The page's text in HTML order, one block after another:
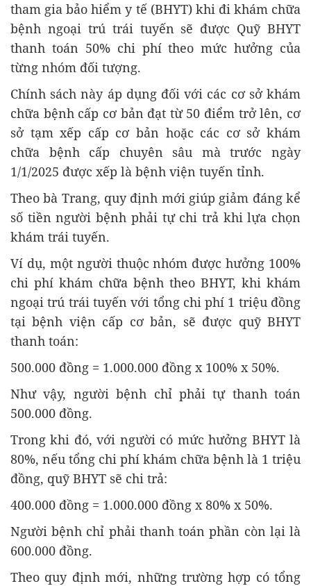
tham gia bảo hiểm y tế (BHYT) khi đi khám chữa
bệnh ngoại trú trái tuyến sẽ được Quỹ BHYT
thanh toán 50% chi phí theo mức hưởng của
từng nhóm đối tượng.
Chính sách này áp dụng đối với các cơ sở khám
chữa bệnh cấp cơ bản đạt từ 50 điểm trở lên, cơ
sở tạm xếp cấp cơ bản hoặc các cơ sở khám
chữa bệnh cấp chuyên sâu mà trước ngày
1/1/2025 được xếp là bệnh viện tuyến tỉnh.
Theo bà Trang, quy định mới giúp giảm đáng kể
số tiền người bệnh phải tự chi trả khi lựa chọn
khám trái tuyến.
Ví dụ, một người thuộc nhóm được hưởng 100%
chi phí khám chữa bệnh theo BHYT, khi khám
ngoại trú trái tuyến với tổng chi phí 1 triệu đồng
tại bệnh viện cấp cơ bản, sẽ được quỹ BHYT
thanh toán:
500.000 đồng = 1.000.000 đồng x 100% x 50%.
Như vậy, người bệnh chỉ phải tự thanh toán
500.000 đồng.
Trong khi đó, với người có mức hưởng BHYT là
80%, nếu tổng chi phí khám chữa bệnh là 1 triệu
đồng, quỹ BHYT sẽ chi trả:
400.000 đồng = 1.000.000 đồng x 80% x 50%.
Người bệnh chỉ phải thanh toán phần còn lại là
600.000 đồng.
Theo quy định mới, những trường hợp có tổng